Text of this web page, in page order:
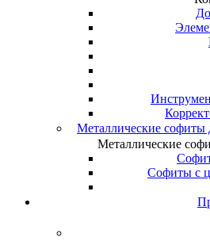
Металлические
Металлические
Софиты с